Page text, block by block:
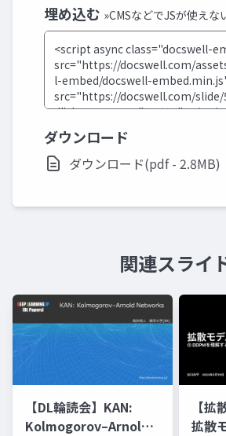
埋め込む »CMSなどでJSが使えな
ダウンロード
ダウンロード(pdf - 2.8MB)
関連スライ
【DL輪読会】KAN:
Kolmogorov–Arnold
【拡
拡散